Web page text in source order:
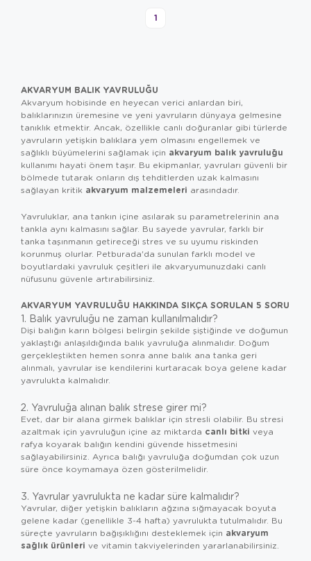
1
AKVARYUM BALIK YAVRULUĞU
Akvaryum hobisinde en heyecan verici anlardan biri,
balıklarınızın üremesine ve yeni yavruların dünyaya gelmesine
tanıklık etmektir. Ancak, özellikle canlı doğuranlar gibi türlerde
yavruların yetişkin balıklara yem olmasını engellemek ve
sağlıklı büyümelerini sağlamak için akvaryum balık yavruluğu
kullanımı hayati önem taşır. Bu ekipmanlar, yavruları güvenli bir
bölmede tutarak onların dış tehditlerden uzak kalmasını
sağlayan kritik akvaryum malzemeleri arasındadır.
Yavruluklar, ana tankın içine asılarak su parametrelerinin ana
tankla aynı kalmasını sağlar. Bu sayede yavrular, farklı bir
tanka taşınmanın getireceği stres ve su uyumu riskinden
korunmuş olurlar. Petburada'da sunulan farklı model ve
boyutlardaki yavruluk çeşitleri ile akvaryumunuzdaki canlı
nüfusunu güvenle artırabilirsiniz.
AKVARYUM YAVRULUĞU HAKKINDA SIKÇA SORULAN 5 SORU
1. Balık yavruluğu ne zaman kullanılmalıdır?
Dişi balığın karın bölgesi belirgin şekilde şiştiğinde ve doğumun
yaklaştığı anlaşıldığında balık yavruluğa alınmalıdır. Doğum
gerçekleştikten hemen sonra anne balık ana tanka geri
alınmalı, yavrular ise kendilerini kurtaracak boya gelene kadar
yavrulukta kalmalıdır.
2. Yavruluğa alınan balık strese girer mi?
Evet, dar bir alana girmek balıklar için stresli olabilir. Bu stresi
azaltmak için yavruluğun içine az miktarda canlı bitki veya
rafya koyarak balığın kendini güvende hissetmesini
sağlayabilirsiniz. Ayrıca balığı yavruluğa doğumdan çok uzun
süre önce koymamaya özen gösterilmelidir.
3. Yavrular yavrulukta ne kadar süre kalmalıdır?
Yavrular, diğer yetişkin balıkların ağzına sığmayacak boyuta
gelene kadar (genellikle 3-4 hafta) yavrulukta tutulmalıdır. Bu
süreçte yavruların bağışıklığını desteklemek için akvaryum
sağlık ürünleri ve vitamin takviyelerinden yararlanabilirsiniz.